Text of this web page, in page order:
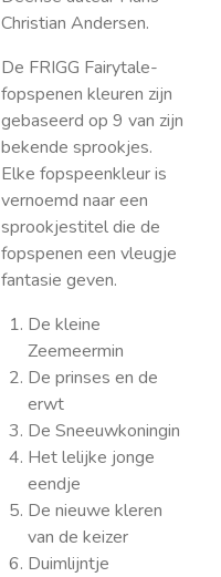
Christian Andersen.
De FRIGG Fairytale-
fopspenen kleuren zijn
gebaseerd op 9 van zijn
bekende sprookjes.
Elke fopspeenkleur is
vernoemd naar een
sprookjestitel die de
fopspenen een vleugje
fantasie geven.
De kleine
Zeemeermin
De prinses en de
erwt
De Sneeuwkoningin
Het lelijke jonge
eendje
De nieuwe kleren
van de keizer
Duimlijntje